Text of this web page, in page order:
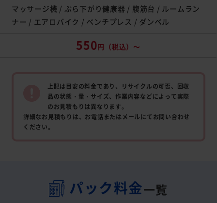
マッサージ機 / ぶら下がり健康器 / 腹筋台 / ルームラン
ナー / エアロバイク / ベンチプレス / ダンベル
550円（税込）～
上記は目安の料金であり、リサイクルの可否、回収
品の状態・量・サイズ、作業内容などによって実際
のお見積もりは異なります。
詳細なお見積もりは、お電話またはメールにてお問い合わせ
ください。
パック料金一覧